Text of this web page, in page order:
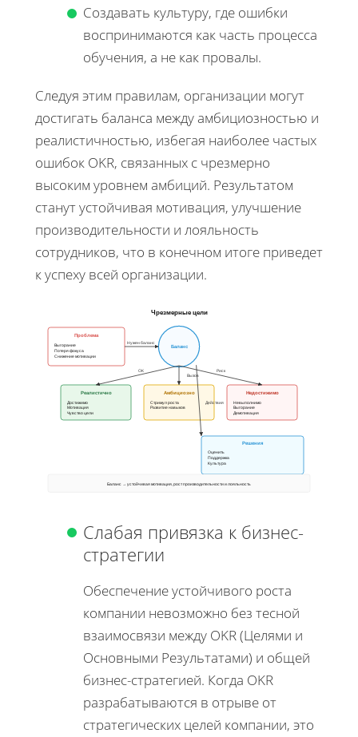
Создавать культуру, где ошибки
воспринимаются как часть процесса
обучения, а не как провалы.
Следуя этим правилам, организации могут
достигать баланса между амбициозностью и
реалистичностью, избегая наиболее частых
ошибок OKR, связанных с чрезмерно
высоким уровнем амбиций. Результатом
станут устойчивая мотивация, улучшение
производительности и лояльность
сотрудников, что в конечном итоге приведет
к успеху всей организации.
Чрезмерные цели
Проблема
Выгорание
Потеря фокуса
Снижение мотивации
Баланс
Нужен баланс
Реалистично
Достижимо
Мотивация
Чувство цели
Амбициозно
Стримул роста
Развитие навыков
Недостижимо
Невыполнимо
Выгорание
Демотивация
ОК
Вызов
Риск
Решения
Оценить
Поддержка
Культура
Действия
Баланс → устойчивая мотивация, рост производительности и лояльность
Слабая привязка к бизнес-
стратегии
Обеспечение устойчивого роста
компании невозможно без тесной
взаимосвязи между OKR (Целями и
Основными Результатами) и общей
бизнес-стратегией. Когда OKR
разрабатываются в отрыве от
стратегических целей компании, это